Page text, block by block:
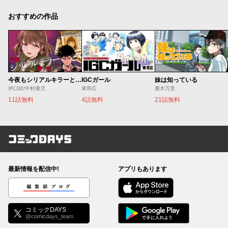
おすすめの作品
今夜もシリアルキラーと待ち合わせ
伊口紺/中村優児
11話無料
IGCガール
東和広
4話無料
妹は知っている
雁木万里
21話無料
コミックDAYS
最新情報を配信中!
編集部ブログ
コミックDAYS
@comicdays_team
アプリもあります